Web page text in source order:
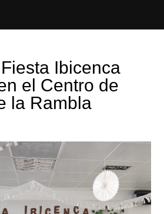
Ibicenca
el Centro de
la Rambla